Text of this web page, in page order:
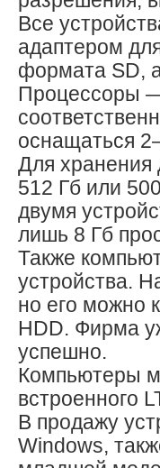
Все
адаптером
формата SD,
Процессоры
оснащаться
Для хранения
512 Гб или
двумя
лишь 8 Гб
Также
устройства.
но его можно
HDD. Фирма
успешно.
Компьютеры
встроенного
В продажу
Windows,